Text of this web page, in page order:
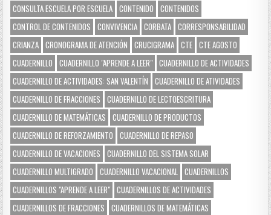
CONSULTA ESCUELA POR ESCUELA CONTENIDO
CONTENIDOS
CONTROL DE CONTENIDOS
CONVIVENCIA CORBATA CORRESPONSABILIDAD
CRIANZA CRONOGRAMA DE ATENCIÓN CRUCIGRAMA CTE CTE AGOSTO
CUADERNILLO
CUADERNILLO "APRENDE A LEER" CUADERNILLO DE ACTIVIDADES
CUADERNILLO DE ACTIVIDADES: SAN VALENTÍN
CUADERNILLO DE ATIVIDADES
CUADERNILLO DE FRACCIONES
CUADERNILLO DE LECTOESCRITURA
CUADERNILLO DE MATEMÁTICAS
CUADERNILLO DE PRODUCTOS
CUADERNILLO DE REFORZAMIENTO
CUADERNILLO DE REPASO
CUADERNILLO DE VACACIONES
CUADERNILLO DEL SISTEMA SOLAR
CUADERNILLO MULTIGRADO
CUADERNILLO VACACIONAL CUADERNILLOS
CUADERNILLOS "APRENDE A LEER" CUADERNILLOS DE ACTIVIDADES
CUADERNILLOS DE FRACCIONES
CUADERNILLOS DE MATEMÁTICAS